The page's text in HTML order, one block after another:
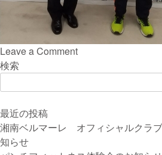
Leave a Commenton
原
長
へ
表
検索
最近の投稿
湘南ベルマーレ オフィシャルクラ
知らせ